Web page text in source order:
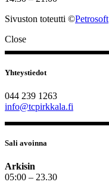
Sivuston toteutti ©Petrosoft
Close
Yhteystiedot
044 239 1263
info@tcpirkkala.fi
Sali avoinna
Arkisin
05:00 – 23.30